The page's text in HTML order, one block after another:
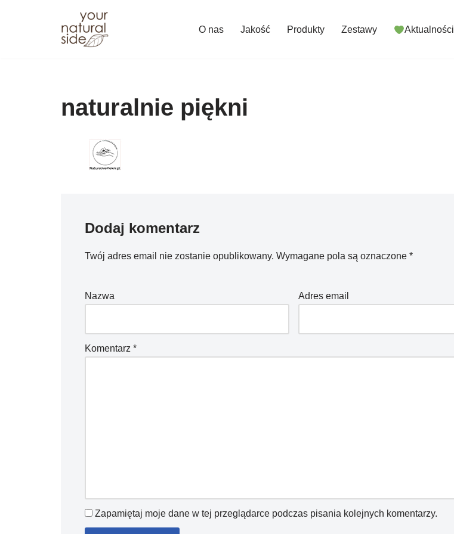
O nas Jakość Produkty Zestawy Aktualności
naturalnie piękni
Dodaj komentarz
Twój adres email nie zostanie opublikowany. Wymagane pola są oznaczone *
Nazwa Adres email
Komentarz *
Zapamiętaj moje dane w tej przeglądarce podczas pisania kolejnych komentarzy.